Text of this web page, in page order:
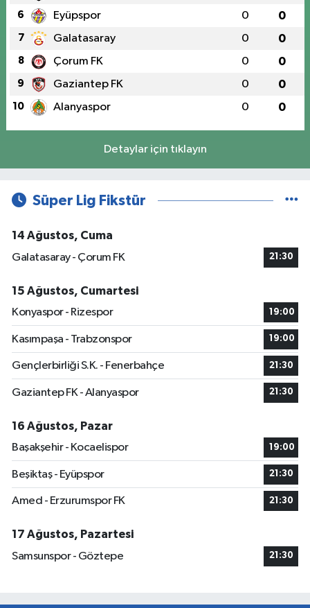
6 Eyüpspor 0 0
7 Galatasaray 0 0
8 Çorum FK 0 0
9 Gaziantep FK 0 0
10 Alanyaspor 0 0
Detaylar için tıklayın
Süper Lig Fikstür
14 Ağustos, Cuma
Galatasaray - Çorum FK
21:30
15 Ağustos, Cumartesi
Konyaspor - Rizespor
19:00
Kasımpaşa - Trabzonspor 19:00
Gençlerbirliği S.K. - Fenerbahçe 21:30
Gaziantep FK - Alanyaspor 21:30
16 Ağustos, Pazar
Başakşehir - Kocaelispor
19:00
Beşiktaş - Eyüpspor 21:30
Amed - Erzurumspor FK 21:30
17 Ağustos, Pazartesi
Samsunspor - Göztepe
21:30